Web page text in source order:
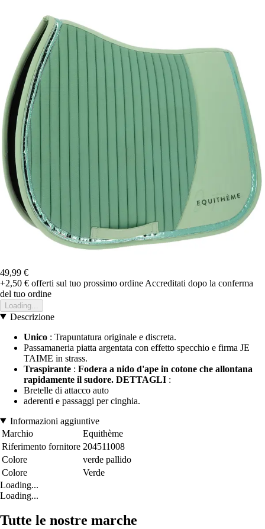
49,99 €
+2,50 € offerti sul tuo prossimo ordine Accreditati dopo la conferma
del tuo ordine
Loading...
Descrizione
Unico : Trapuntatura originale e discreta.
Passamaneria piatta argentata con effetto specchio e firma JE
TAIME in strass.
Traspirante : Fodera a nido d'ape in cotone che allontana
rapidamente il sudore. DETTAGLI :
Bretelle di attacco auto
aderenti e passaggi per cinghia.
Informazioni aggiuntive
Marchio
Equithème
Riferimento fornitore 204511008
Colore
verde pallido
Colore
Verde
Loading...
Loading...
Tutte le nostre marche